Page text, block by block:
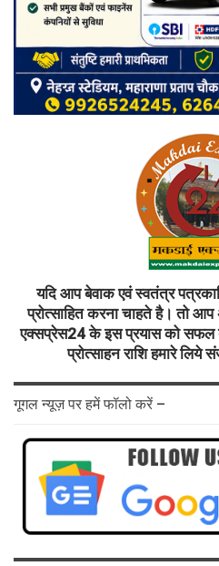
यदि आप बेवाक एवं स्वतंत्र
प्रोत्साहित करना चाहते है। तो
एक्सप्रेस24 के इस प्रयास को सफल
प्रोत्साहन राशि हमारे लिये
गूगल न्यूज़ पर हमें फॉलो करें –